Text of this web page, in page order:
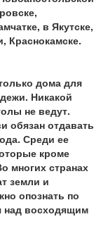
в Якутске,
Краснокамске.
дома для
Никакой
не ведут.
обязан отдавать
Среди ее
кроме
многих странах
земли и
опознать по
над восходящим